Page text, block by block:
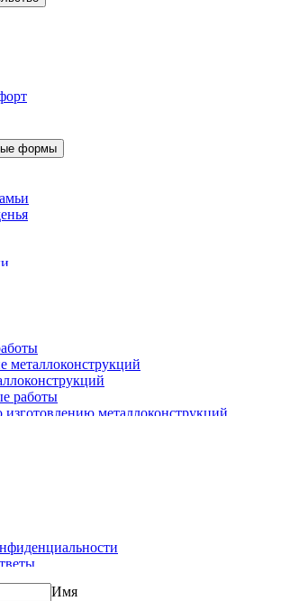
формы
металлоконструкций
работы
металлоконструкций
металлопроката
винтовых свай
Имя